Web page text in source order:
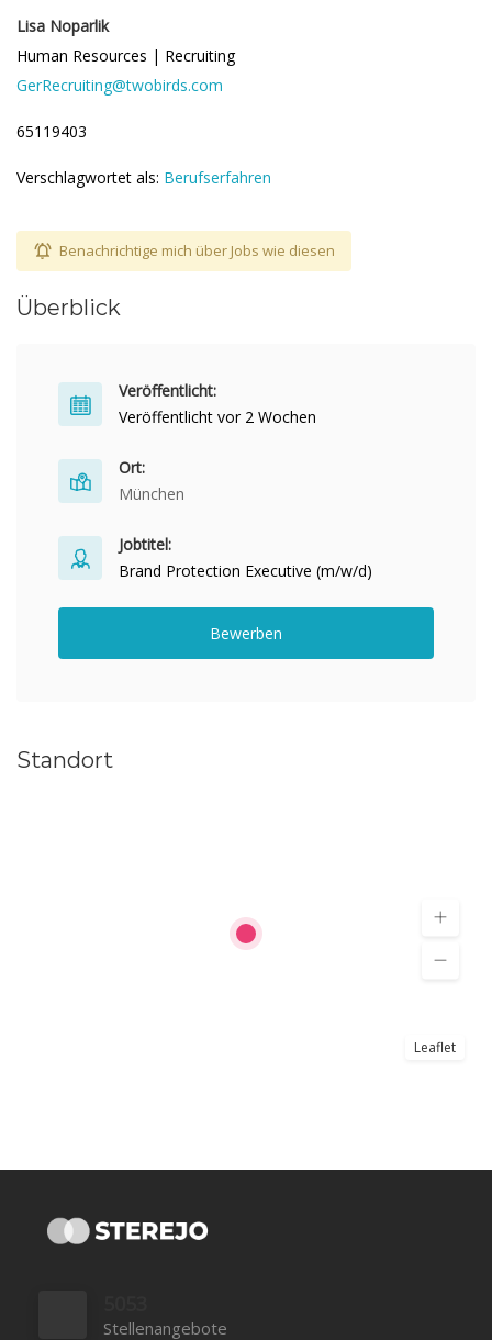
Lisa Noparlik
Human Resources | Recruiting
GerRecruiting@twobirds.com
65119403
Verschlagwortet als: Berufserfahren
Benachrichtige mich über Jobs wie diesen
Überblick
Veröffentlicht:
Veröffentlicht vor 2 Wochen
Ort:
München
Jobtitel:
Brand Protection Executive (m/w/d)
Bewerben
Standort
Leaflet
Stellenangebote